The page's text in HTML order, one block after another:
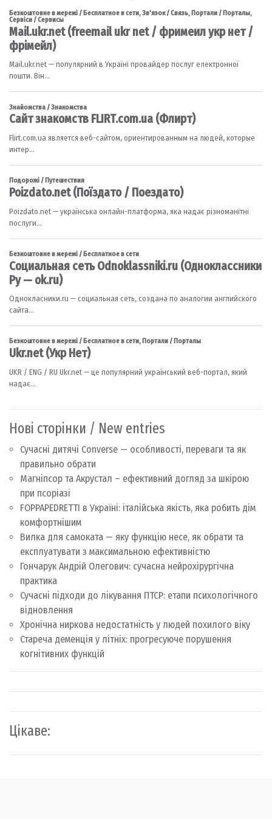
Нові сторінки / New entries
Сучасні дитячі Converse — особливості, переваги та як
правильно обрати
Магніпсор та Акрустал – ефективний догляд за шкірою
при псоріазі
FOPPAPEDRETTI в Україні: італійська якість, яка робить дім
комфортнішим
Вилка для самоката — яку функцію несе, як обрати та
експлуатувати з максимальною ефективністю
Гончарук Андрій Олегович: сучасна нейрохірургічна
практика
Сучасні підходи до лікування ПТСР: етапи психологічного
відновлення
Хронічна ниркова недостатність у людей похилого віку
Стареча деменція у літніх: прогресуюче порушення
когнітивних функцій
Цікаве: